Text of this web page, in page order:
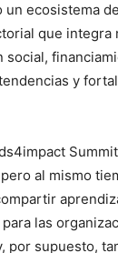
un ecosistema
que integra
y
al mismo
las
por supuesto,